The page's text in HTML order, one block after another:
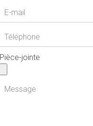
Pièce-jointe